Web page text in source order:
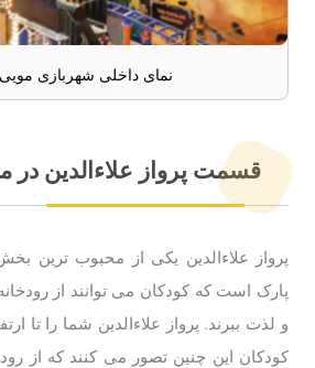
نمای داخلی شهربازی
قسمت پرواز علاءالدین در
پرواز علاءالدین یکی از محبوب ترین
پارک است که کودکان می توانند از
کودکان این چنین تصور می کنند که از